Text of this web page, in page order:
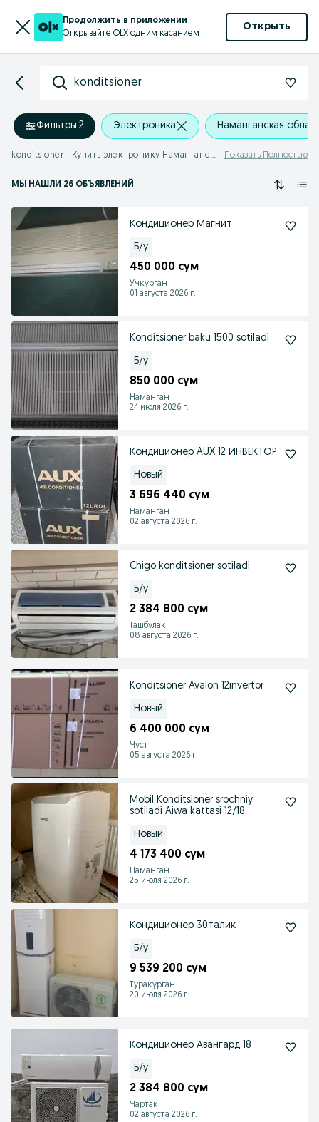
Продолжить в приложении
Открывайте OLX одним касанием
Открыть
konditsioner
Фильтры·2 Электроника Наманганская
konditsioner - Купить электронику Наманганская область Показать Полностью
МЫ НАШЛИ 26 ОБЪЯВЛЕНИЙ
Кондиционер Магнит
Б/у
450 000 сум
Учкурган
01 августа 2026 г.
Konditsioner baku 1500 sotiladi
Б/у
850 000 сум
Наманган
24 июля 2026 г.
Кондиционер AUX 12 ИНВЕКТОР
Новый
3 696 440 сум
Наманган
02 августа 2026 г.
Chigo konditsioner sotiladi
Б/у
2 384 800 сум
Ташбулак
08 августа 2026 г.
Konditsioner Avalon 12invertor
Новый
6 400 000 сум
Чуст
05 августа 2026 г.
Mobil Konditsioner srochniy
sotiladi Aiwa kattasi 12/18
Новый
4 173 400 сум
Наманган
25 июля 2026 г.
Кондиционер 30талик
Б/у
9 539 200 сум
Туракурган
20 июля 2026 г.
Кондиционер Авангард 18
Б/у
2 384 800 сум
Чартак
02 августа 2026 г.